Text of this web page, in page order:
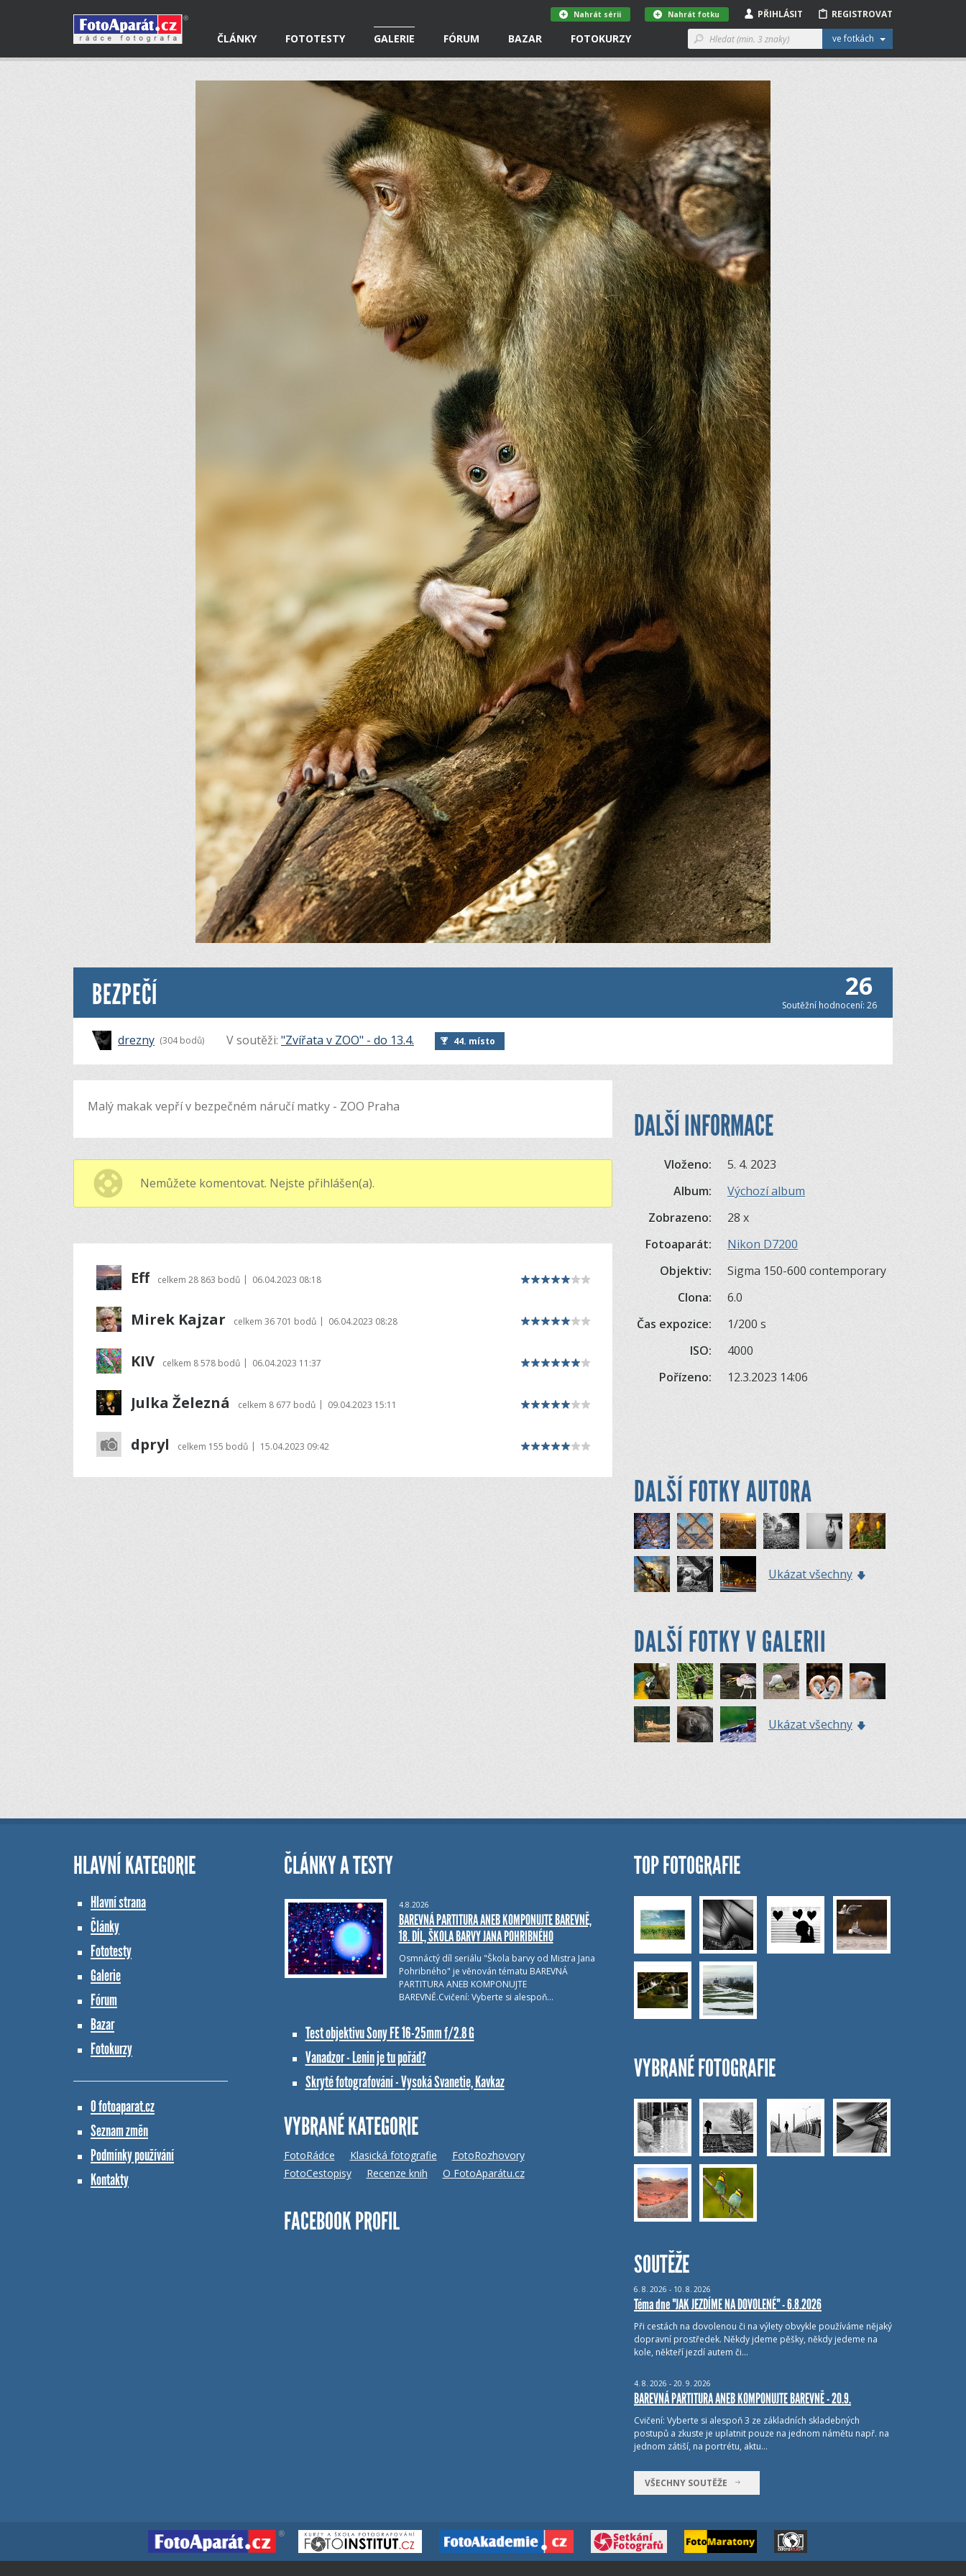
ČLÁNKY FOTOTESTY GALERIE FÓRUM BAZAR FOTOKURZY ve fotkách
REGISTROVAT
PŘIHLÁSIT
Nahrát fotku
Nahrát sérii
BEZPEČÍ 26
Soutěžní hodnocení: 26
drezny (304 bodů) V soutěži: "Zvířata v ZOO" - do 13.4. 44. místo
Malý makak vepří v bezpečném náručí matky - ZOO Praha
Nemůžete komentovat. Nejste přihlášen(a).
Eff celkem 28 863 bodů | 06.04.2023 08:18
Mirek Kajzar celkem 36 701 bodů | 06.04.2023 08:28
KIV celkem 8 578 bodů | 06.04.2023 11:37
Julka Železná celkem 8 677 bodů | 09.04.2023 15:11
dpryl celkem 155 bodů | 15.04.2023 09:42
DALŠÍ INFORMACE
Vloženo:
5. 4. 2023
Album:
Výchozí album
Zobrazeno:
28 x
Fotoaparát:
Nikon D7200
Objektiv:
Sigma 150-600 contemporary
Clona:
6.0
Čas expozice:
1/200 s
ISO:
4000
Pořízeno:
12.3.2023 14:06
DALŠÍ FOTKY AUTORA
Ukázat všechny
DALŠÍ FOTKY V GALERII
Ukázat všechny
HLAVNÍ KATEGORIE
Hlavní strana
Články
Fototesty
Galerie
Fórum
Bazar
Fotokurzy
O fotoaparat.cz
Seznam změn
Podmínky používání
Kontakty
ČLÁNKY A TESTY
4.8.2026
BAREVNÁ PARTITURA ANEB KOMPONUJTE BAREVNĚ,
18. DÍL, ŠKOLA BARVY JANA POHRIBNÉHO
Osmnáctý díl seriálu "Škola barvy od Mistra Jana
Pohribného" je věnován tématu BAREVNÁ
PARTITURA ANEB KOMPONUJTE
BAREVNĚ.Cvičení: Vyberte si alespoň…
Test objektivu Sony FE 16-25mm f/2.8 G
Vanadzor - Lenin je tu pořád?
Skryté fotografování - Vysoká Svanetie, Kavkaz
VYBRANÉ KATEGORIE
FotoRádce Klasická fotografie
FotoRozhovory
FotoCestopisy
Recenze knih O FotoAparátu.cz
FACEBOOK PROFIL
TOP FOTOGRAFIE
VYBRANÉ FOTOGRAFIE
SOUTĚŽE
6. 8. 2026 - 10. 8. 2026
Téma dne "JAK JEZDÍME NA DOVOLENÉ" - 6.8.2026
Při cestách na dovolenou či na výlety obvykle používáme nějaký
dopravní prostředek. Někdy jdeme pěšky, někdy jedeme na
kole, někteří jezdí autem či…
4. 8. 2026 - 20. 9. 2026
BAREVNÁ PARTITURA ANEB KOMPONUJTE BAREVNĚ - 20.9.
Cvičení: Vyberte si alespoň 3 ze základních skladebných
postupů a zkuste je uplatnit pouze na jednom námětu např. na
jednom zátiší, na portrétu, aktu…
VŠECHNY SOUTĚŽE